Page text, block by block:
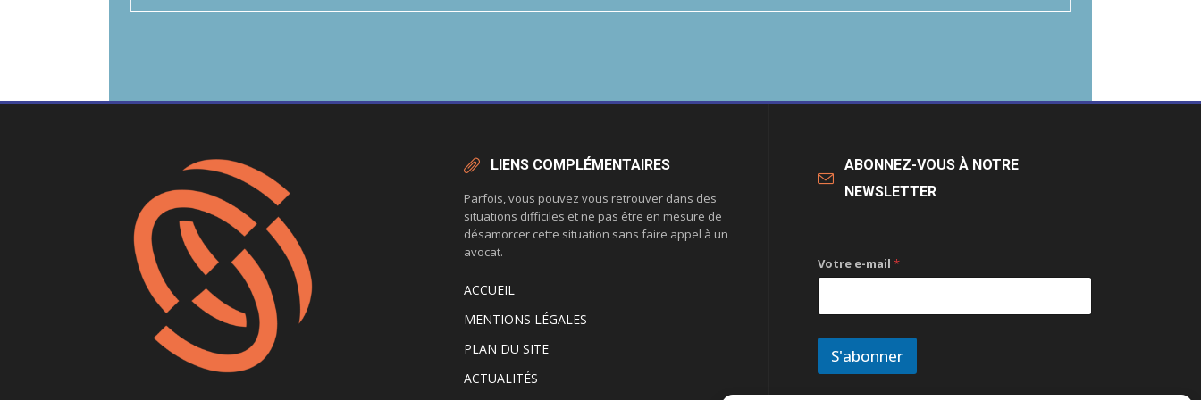
LIENS COMPLÉMENTAIRES
Parfois, vous pouvez vous retrouver dans des
situations difficiles et ne pas être en mesure de
désamorcer cette situation sans faire appel à un
avocat.
ACCUEIL
MENTIONS LÉGALES
PLAN DU SITE
ACTUALITÉS
ABONNEZ-VOUS À NOTRE
NEWSLETTER
Votre e-mail*
S'abonner